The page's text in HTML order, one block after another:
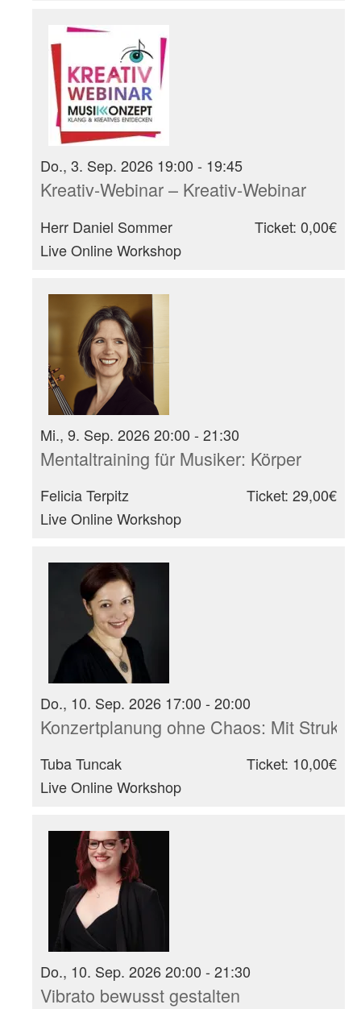
Do., 3. Sep. 2026 19:00 - 19:45
Kreativ-Webinar – Kreativ-Webinar
Herr Daniel Sommer
Live Online Workshop
Ticket: 0,00€
Mi., 9. Sep. 2026 20:00 - 21:30
Mentaltraining für Musiker: Körper
Felicia Terpitz
Live Online Workshop
Ticket: 29,00€
Do., 10. Sep. 2026 17:00 - 20:00
Konzertplanung ohne Chaos: Mit
Tuba Tuncak
Live Online Workshop
Ticket: 10,00€
Do., 10. Sep. 2026 20:00 - 21:30
Vibrato bewusst gestalten